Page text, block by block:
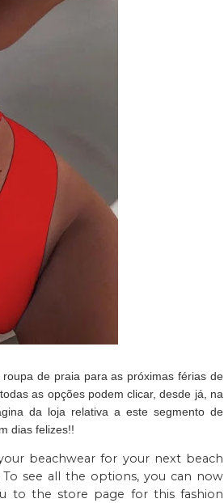
de praia para as próximas férias de
as opções podem clicar, desde já, na
da loja relativa a este segmento de
dias felizes!!
beachwear for your next beach
see all the options, you can now
to the store page for this fashion